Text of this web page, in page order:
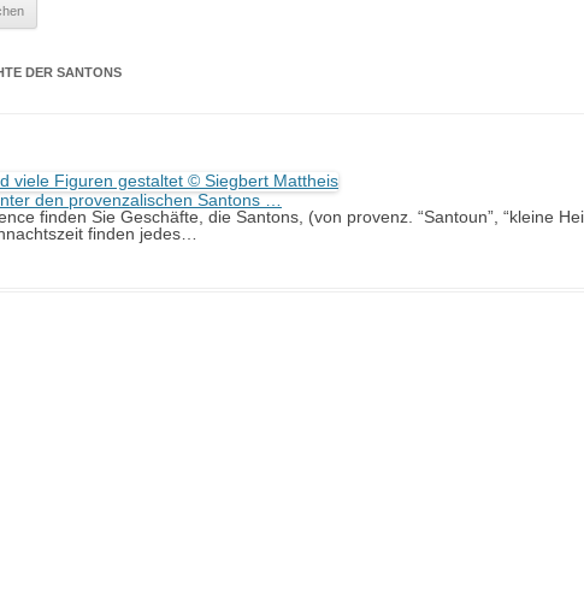
PORTUGAL
DER SANTONS
den provenzalischen Santons …
finden Sie Geschäfte, die Santons, (von provenz. “Santoun”, “kleine
finden jedes…